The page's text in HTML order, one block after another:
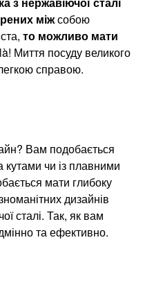
міжсобою
то можливо мати
Миття посуду великого
справою.
Вам подобається
чи із плавними
мати глибоку
дизайнів
сталі. Так, як вам
та ефективно.